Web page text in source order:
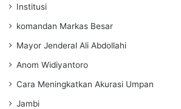
Institusi
komandan Markas Besar
Mayor Jenderal Ali Abdollahi
Anom Widiyantoro
Cara Meningkatkan Akurasi Umpan
Jambi